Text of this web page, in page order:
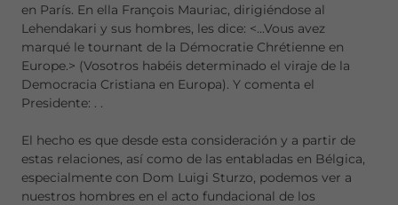
en París. En ella François Mauriac, dirigiéndose al
Lehendakari y sus hombres, les dice: <...Vous avez
marqué le tournant de la Démocratie Chrétienne en
Europe.> (Vosotros habéis determinado el viraje de la
Democracia Cristiana en Europa). Y comenta el
Presidente: . .
El hecho es que desde esta consideración y a partir de
estas relaciones, así como de las entabladas en Bélgica,
especialmente con Dom Luigi Sturzo, podemos ver a
nuestros hombres en el acto fundacional de los